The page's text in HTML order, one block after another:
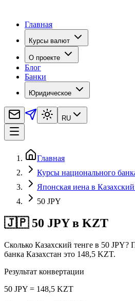
Главная
Курсы валют
О проекте
Блог
Банки
Юридическое
RU
Главная
Курсы национального
Японская иена в Казахский
50 JPY
🇯🇵 50 JPY в KZT
Сколько Казахский тенге в 50 JPY?
банка Казахстан это 148,5 KZT.
Результат конвертации
50 JPY = 148,5 KZT